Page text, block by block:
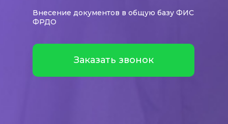
Внесение документов в общую базу ФИС
ФРДО
Заказать звонок